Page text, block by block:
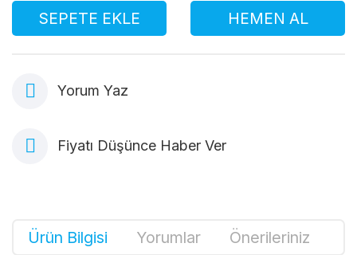
SEPETE EKLE HEMEN AL
Yorum Yaz
Fiyatı Düşünce Haber Ver
Ürün Bilgisi Yorumlar Önerileriniz